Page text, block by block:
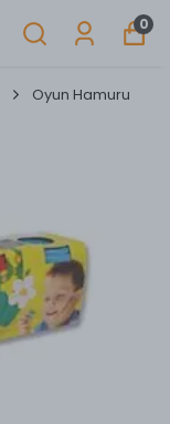
0
Oyun Hamuru